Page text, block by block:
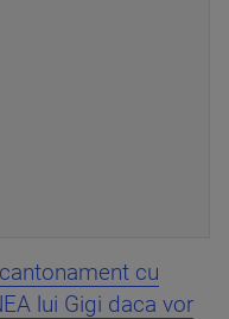
cu
lui Gigi daca vor